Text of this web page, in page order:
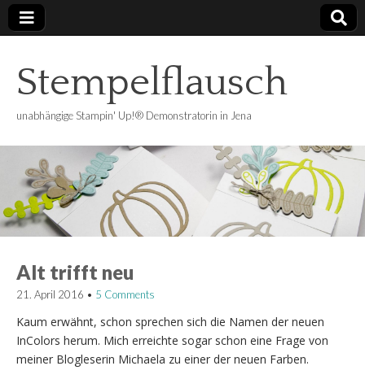
Stempelflausch
unabhängige Stampin' Up!® Demonstratorin in Jena
Alt trifft neu
21. April 2016 • 5 Comments
Kaum erwähnt, schon sprechen sich die Namen der neuen
InColors herum. Mich erreichte sogar schon eine Frage von
meiner Blogleserin Michaela zu einer der neuen Farben.